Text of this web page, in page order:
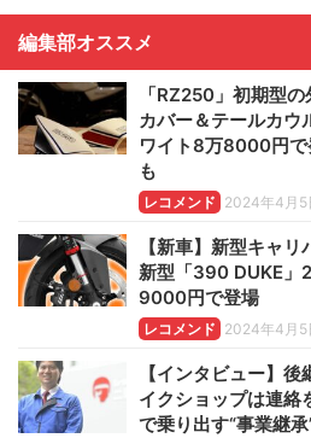
編集部オススメ
「RZ250」初期型
カバー＆テールカウ
ワイト8万8000円で
も
レコメンド 2024年4月5
【新車】新型キャ
新型「390 DUKE」
9000円で登場
レコメンド 2024年4月5
【インタビュー】
イクショップは連絡
で乗り出す“事業継承